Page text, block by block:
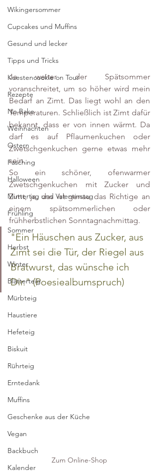
Wikingersommer
Cupcakes und Muffins
Gesund und lecker
Tipps und Tricks
Kuestencookie on Tour
Rezepte
No Bake
Weihnachten
Ostern
Fasching
Halloween
Muttertag und Valentinstag
Frühling
Sommer
Herbst
Winter
Blätterteig
Mürbteig
Haustiere
Hefeteig
Biskuit
Rührteig
Erntedank
Muffins
Geschenke aus der Küche
Vegan
Backbuch
Kalender
Je weiter der Spätsommer
voranschreitet, um so höher wird mein
Bedarf an Zimt. Das liegt wohl an den
Temperaturen. Schließlich ist Zimt dafür
bekannt, dass er von innen wärmt. Da
darf es auf Pflaumenkuchen oder
Zwetschgenkuchen gerne etwas mehr
sein.
So ein schöner, ofenwarmer
Zwetschgenkuchen mit Zucker und
Zimt, ja, das ist genau das Richtige an
einem spätsommerlichen oder
frühherbstlichen Sonntagnachmittag.
"Ein Häuschen aus Zucker, aus
Zimt sei die Tür, der Riegel aus
Bratwurst, das wünsche ich
Dir." (Poesiealbumspruch)
Zum Online-Shop